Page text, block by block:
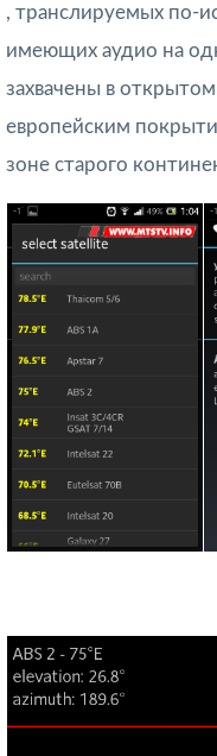
, транслируемых по-
имеющих аудио на
захвачены в
европейским
зоне старого